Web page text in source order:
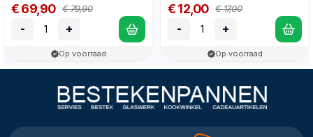
€ 69,90 € 79,90
- +
Op voorraad
€ 12,00 € 17,00
- +
Op voorraad